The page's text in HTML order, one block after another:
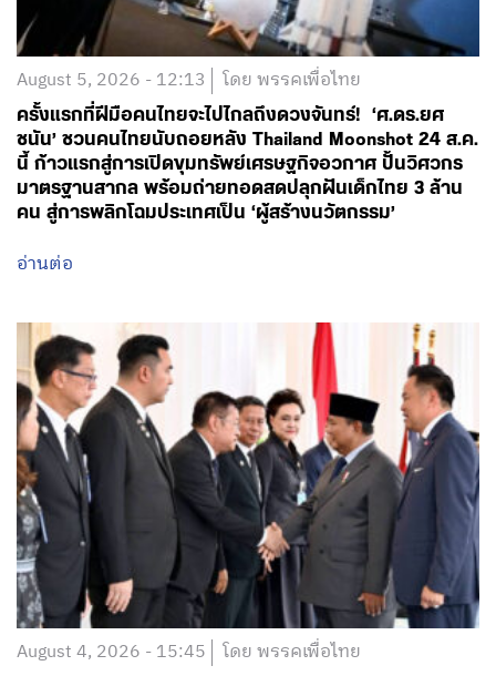
August 5, 2026 - 12:13 โดย พรรคเพื่อไทย
ครั้งแรกที่ฝีมือคนไทยจะไปไกลถึงดวงจันทร์! ‘ศ.ดร.ยศ
ชนัน’ ชวนคนไทยนับถอยหลัง Thailand Moonshot 24 ส.ค.
นี้ ก้าวแรกสู่การเปิดขุมทรัพย์เศรษฐกิจอวกาศ ปั้นวิศวกร
มาตรฐานสากล พร้อมถ่ายทอดสดปลุกฝันเด็กไทย 3 ล้าน
คน สู่การพลิกโฉมประเทศเป็น ‘ผู้สร้างนวัตกรรม’
อ่านต่อ
August 4, 2026 - 15:45 โดย พรรคเพื่อไทย